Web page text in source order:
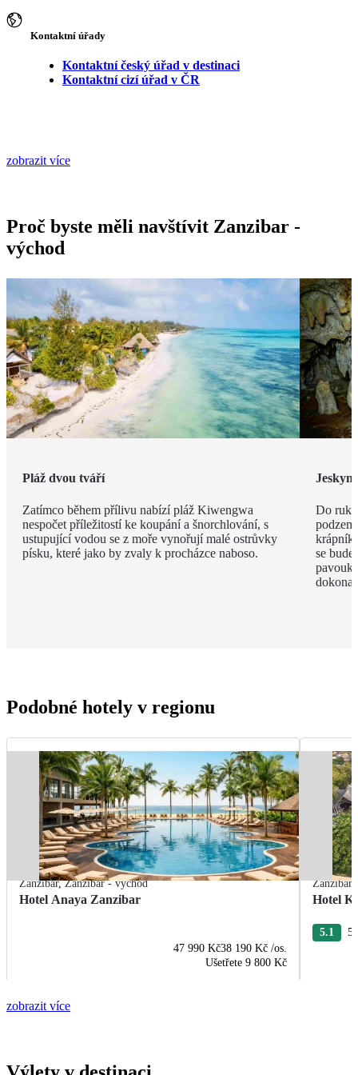
Kontaktní úřady
Kontaktní český úřad v destinaci
Kontaktní cizí úřad v ČR
zobrazit více
Proč byste měli navštívit Zanzibar -
východ
Pláž dvou tváří
Zatímco během přílivu nabízí pláž Kiwengwa
nespočet příležitostí ke koupání a šnorchlování, s
ustupující vodou se z moře vynořují malé ostrůvky
písku, které jako by zvaly k procházce naboso.
Do
se
Podobné hotely v regionu
Zanzibar,Zanzibar - východ
Hotel Anaya Zanzibar
47 990 Kč38 190 Kč /os.
Ušetřete 9 800 Kč
Zanzibar
Hotel
5.1
zobrazit více